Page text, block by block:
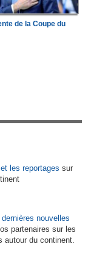
de la Coupe du
les reportages sur
dernières nouvelles
partenaires sur les
autour du continent.